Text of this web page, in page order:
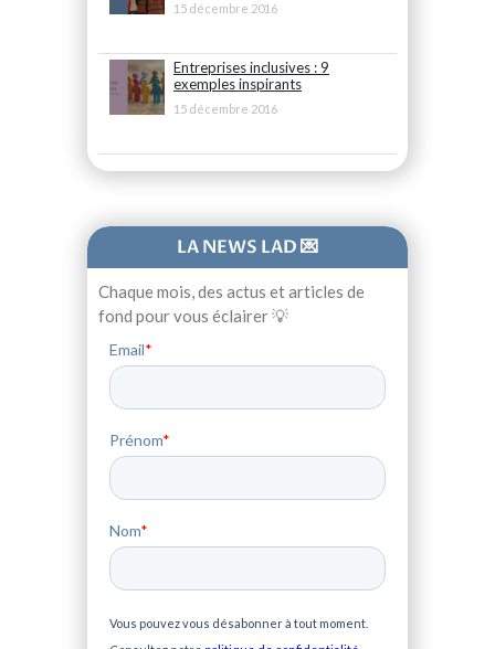
15 décembre 2016
Entreprises inclusives : 9
exemples inspirants
15 décembre 2016
LA NEWS LAD 💌
Chaque mois, des actus et articles de
fond pour vous éclairer 💡
Email*
Prénom*
Nom*
Vous pouvez vous désabonner à tout moment.